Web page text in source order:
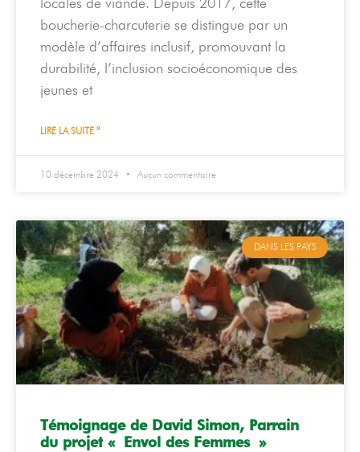
boucherie-charcuterie se distingue par un
modèle d’affaires inclusif, promouvant la
durabilité, l’inclusion socioéconomique des
jeunes et
LIRE LA SUITE »
10 décembre 2024 Aucun commentaire
DANS LES PAYS
Témoignage de David Simon, Parrain
du projet « Envol des Femmes »